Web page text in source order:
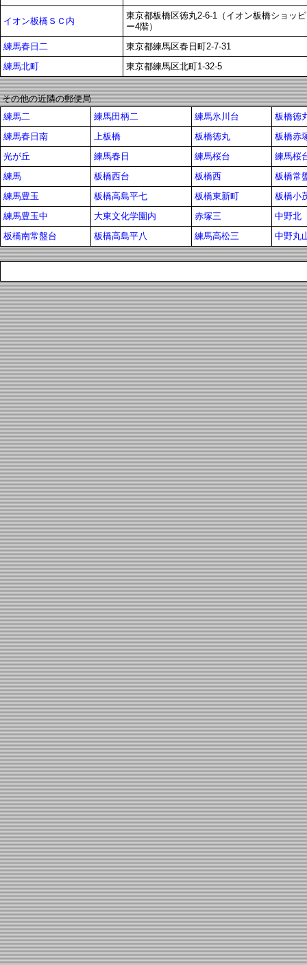
イオン板橋ＳＣ内
東京都板橋区徳丸2-6-1（イオン板橋ショッ
ー4階）
練馬春日二
東京都練馬区春日町2-7-31
練馬北町
東京都練馬区北町1-32-5
その他の近隣の郵便局
練馬二
練馬田柄二 練馬氷川台
板橋徳
練馬春日南
上板橋 板橋徳丸
板橋赤
光が丘
練馬春日 練馬桜台
練馬桜
練馬
板橋西台 板橋西
板橋常
練馬豊玉
板橋高島平七 板橋東新町
板橋小
練馬豊玉中
大東文化学園内 赤塚三
中野北
板橋南常盤台
板橋高島平八 練馬高松三 中野丸